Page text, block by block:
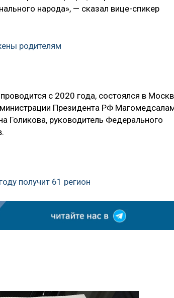
народа», — сказал вице-спикер
родителям
с 2020 года, состоялся в
Президента РФ
Голикова, руководитель Федерального
получит 61 регион